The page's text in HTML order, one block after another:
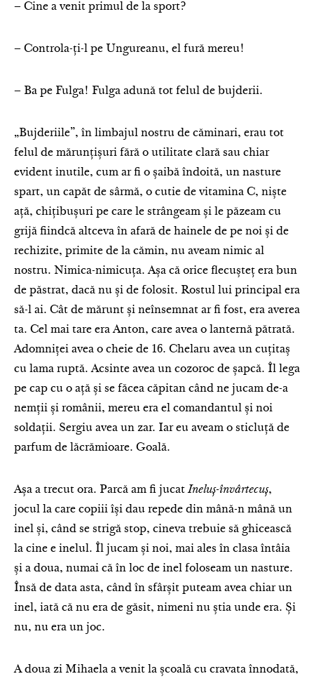
– Cine a venit primul de la sport?
– Controla-ți-l pe Ungureanu, el fură mereu!
– Ba pe Fulga! Fulga adună tot felul de bujderii.
„Bujderiile”, în limbajul nostru de căminari, erau tot
felul de mărunțișuri fără o utilitate clară sau chiar
evident inutile, cum ar fi o șaibă îndoită, un nasture
spart, un capăt de sârmă, o cutie de vitamina C, niște
ață, chițibușuri pe care le strângeam și le păzeam cu
grijă fiindcă altceva în afară de hainele de pe noi și de
rechizite, primite de la cămin, nu aveam nimic al
nostru. Nimica-nimicuța. Așa că orice flecușteț era bun
de păstrat, dacă nu și de folosit. Rostul lui principal era
să-l ai. Cât de mărunt și neînsemnat ar fi fost, era averea
ta. Cel mai tare era Anton, care avea o lanternă pătrată.
Adomniței avea o cheie de 16. Chelaru avea un cuțitaș
cu lama ruptă. Acsinte avea un cozoroc de șapcă. Îl lega
pe cap cu o ață și se făcea căpitan când ne jucam de-a
nemții și românii, mereu era el comandantul și noi
soldații. Sergiu avea un zar. Iar eu aveam o sticluță de
parfum de lăcrămioare. Goală.
Așa a trecut ora. Parcă am fi jucatIneluș-învârtecuș,
jocul la care copiii își dau repede din mână-n mână un
inel și, când se strigă stop, cineva trebuie să ghicească
la cine e inelul. Îl jucam și noi, mai ales în clasa întâia
și a doua, numai că în loc de inel foloseam un nasture.
Însă de data asta, când în sfârșit puteam avea chiar un
inel, iată că nu era de găsit, nimeni nu știa unde era. Și
nu, nu era un joc.
A doua zi Mihaela a venit la școală cu cravata înnodată,